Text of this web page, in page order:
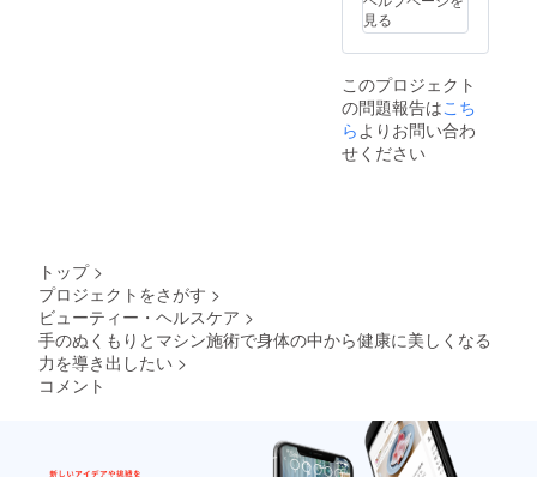
者様の
ご負担
になり
以内に
なりま
す。 ※
メール
にて調
整いた
しま
す。 ※
効果に
は個人
見る
このプロジェクト
の問題報告はこち
らよりお問い合わ
せください
トップ >
プロジェクトをさがす >
ビューティー・ヘルスケア >
手のぬくもりとマシン施術で身体の中から健康に美しくなる
力を導き出したい >
コメント